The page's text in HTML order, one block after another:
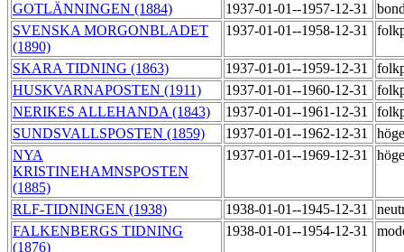
GOTLÄNNINGEN (1884)
1937-01-01--1957-12-31
SVENSKA MORGONBLADET
(1890)
1937-01-01--1958-12-31
SKARA TIDNING (1863) 1937-01-01--1959-12-31
HUSKVARNAPOSTEN (1911)
1937-01-01--1960-12-31
NERIKES ALLEHANDA (1843)
1937-01-01--1961-12-31
SUNDSVALLSPOSTEN (1859)
1937-01-01--1962-12-31
NYA
KRISTINEHAMNSPOSTEN
(1885)
1937-01-01--1969-12-31
RLF-TIDNINGEN (1938) 1938-01-01--1945-12-31
FALKENBERGS TIDNING
(1876)
1938-01-01--1954-12-31